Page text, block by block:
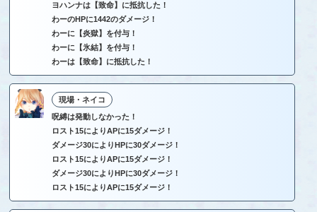
ヨハンナは【致命】に抵抗した！
わーのHPに1442のダメージ！
わーに【炎獄】を付与！
わーに【氷結】を付与！
わーは【致命】に抵抗した！
現場・ネイコ
呪縛は発動しなかった！
ロスト15によりAPに15ダメージ！
ダメージ30によりHPに30ダメージ！
ロスト15によりAPに15ダメージ！
ダメージ30によりHPに30ダメージ！
ロスト15によりAPに15ダメージ！